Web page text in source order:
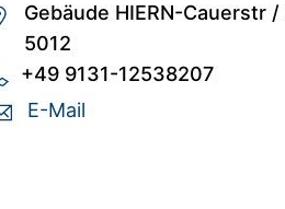
Gebäude HIERN-Cauerstr /
5012
+49 9131-12538207
E-Mail